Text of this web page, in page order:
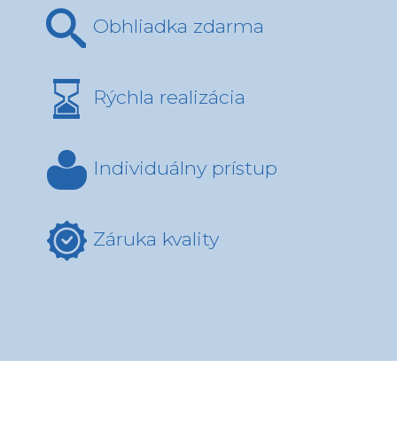
Obhliadka zdarma
Rýchla realizácia
Individuálny prístup
Záruka kvality